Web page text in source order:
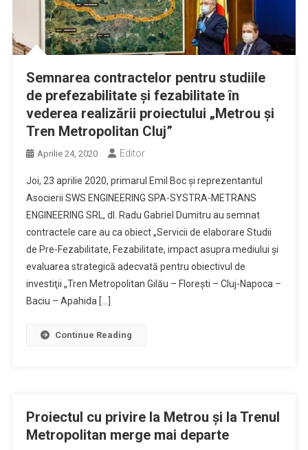
Semnarea contractelor pentru studiile
de prefezabilitate și fezabilitate în
vederea realizării proiectului „Metrou și
Tren Metropolitan Cluj”
Aprilie 24, 2020 Editor
Joi, 23 aprilie 2020, primarul Emil Boc și reprezentantul
Asocierii SWS ENGINEERING SPA-SYSTRA-METRANS
ENGINEERING SRL, dl. Radu Gabriel Dumitru au semnat
contractele care au ca obiect „Servicii de elaborare Studii
de Pre-Fezabilitate, Fezabilitate, impact asupra mediului şi
evaluarea strategică adecvată pentru obiectivul de
investiţii „Tren Metropolitan Gilău – Floreşti – Cluj-Napoca –
Baciu – Apahida […]
Continue Reading
Proiectul cu privire la Metrou și la Trenul
Metropolitan merge mai departe